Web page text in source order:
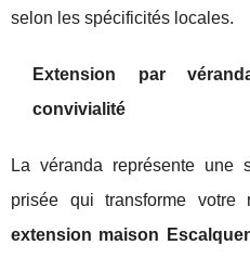
selon les spécificités locales.
Extension par
convivialité
La véranda représente une
prisée qui transforme votre
extension maison